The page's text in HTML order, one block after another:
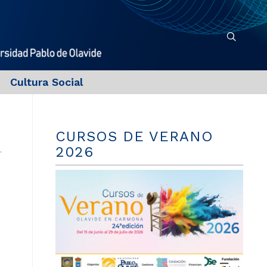
Cultura Social
CURSOS DE VERANO
2026